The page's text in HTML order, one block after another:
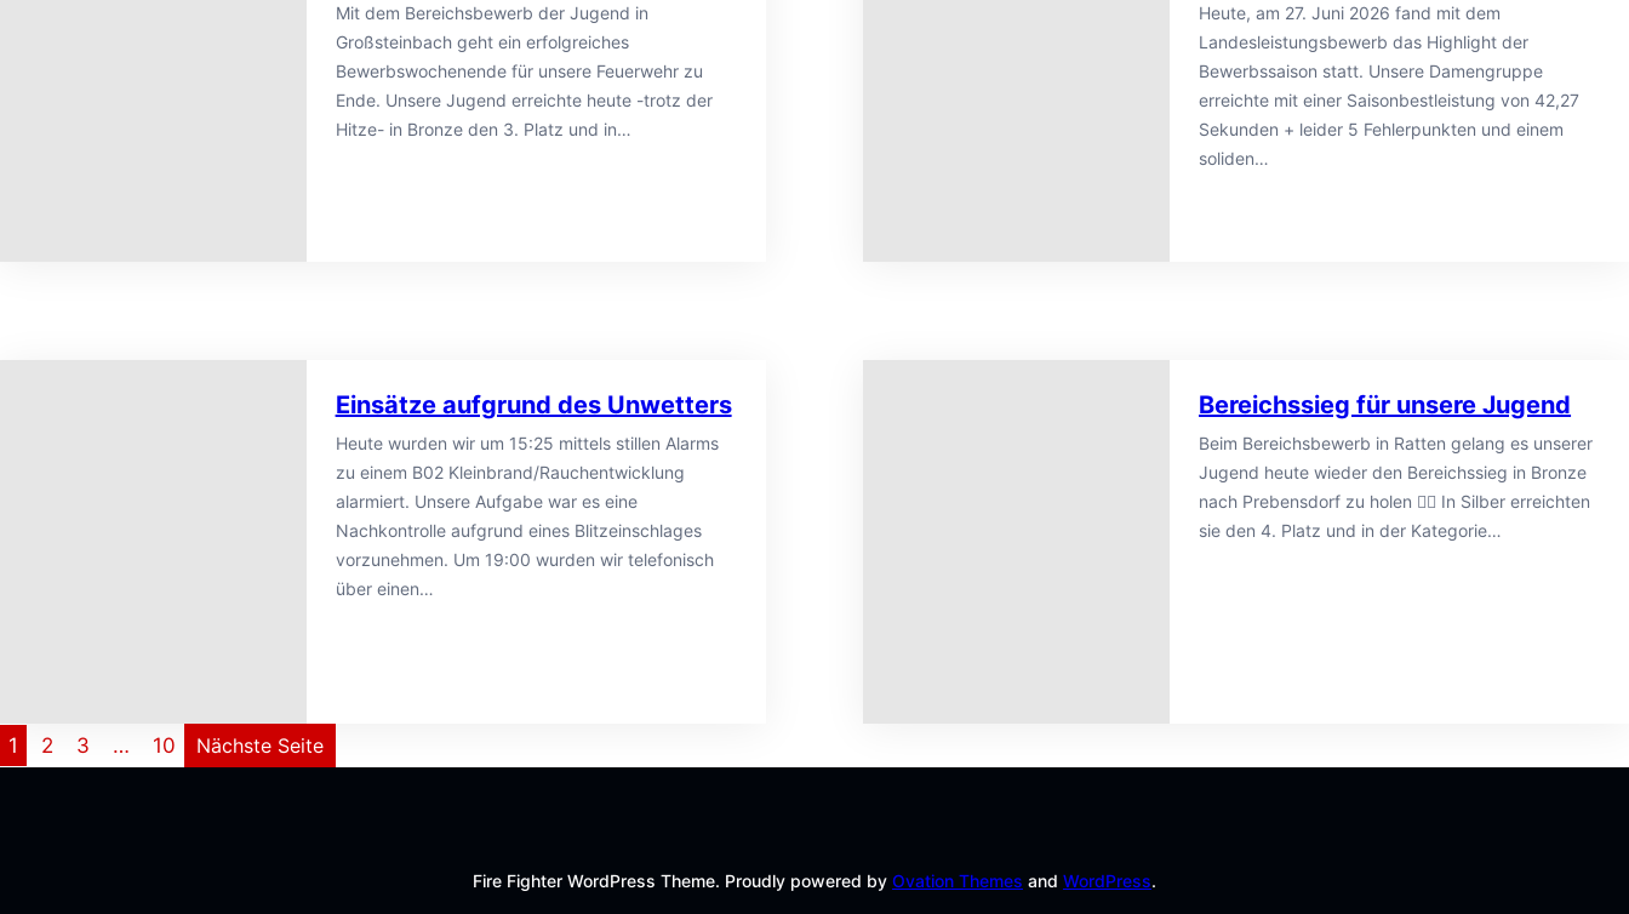
Mit dem Bereichsbewerb der Jugend in
Großsteinbach geht ein erfolgreiches
Bewerbswochenende für unsere Feuerwehr zu
Ende. Unsere Jugend erreichte heute -trotz der
Hitze- in Bronze den 3. Platz und in…
Heute, am 27. Juni 2026 fand mit dem
Landesleistungsbewerb das Highlight der
Bewerbssaison statt. Unsere Damengruppe
erreichte mit einer Saisonbestleistung von 42,27
Sekunden + leider 5 Fehlerpunkten und einem
soliden…
Einsätze aufgrund des Unwetters
Heute wurden wir um 15:25 mittels stillen Alarms
zu einem B02 Kleinbrand/Rauchentwicklung
alarmiert. Unsere Aufgabe war es eine
Nachkontrolle aufgrund eines Blitzeinschlages
vorzunehmen. Um 19:00 wurden wir telefonisch
über einen…
Bereichssieg für unsere Jugend
Beim Bereichsbewerb in Ratten gelang es unserer
Jugend heute wieder den Bereichssieg in Bronze
nach Prebensdorf zu holen 👍🏼 In Silber erreichten
sie den 4. Platz und in der Kategorie…
1 2 3 … 10 Nächste Seite
Fire Fighter WordPress Theme. Proudly powered by Ovation Themes and WordPress.